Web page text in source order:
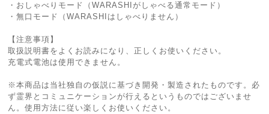
・おしゃべりモード（WARASHIがしゃべる通常モード）
・無口モード（WARASHIはしゃべりません）
【注意事項】
取扱説明書をよくお読みになり、正しくお使いください。
充電式電池は使用できません。
※本商品は当社独自の仮説に基づき開発・製造されたものです。必
ず霊界とコミュニケーションが行えるというものではございませ
ん。使用方法に従い楽しくお使いください。